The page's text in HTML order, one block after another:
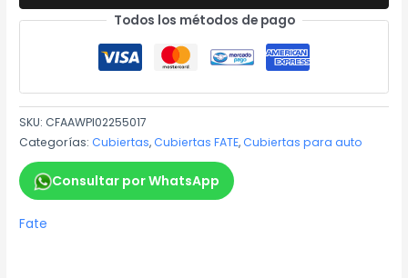
Todos los métodos de pago
SKU:CFAAWPI02255017
Categorías:Cubiertas,Cubiertas FATE,Cubiertas para auto
Consultar por WhatsApp
Fate